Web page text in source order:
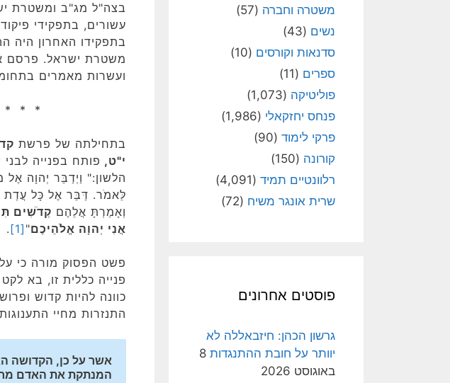
בצה"ל מג"ב ומשטרת
עשורים, בתפקידי
בתפקידו האחרון היה
משטרת ישראל. פרסם
ועשרות מאמרים
* * *
בתחילתה של פרשת
י"ט, פותח בפנייה לבני
הלשון:" וַיְדַבֵּר יְהוָה
לֵּאמֹר. דַּבֵּר אֶל כָּל עֲדַת
וְאָמַרְתָּ אֲלֵהֶם קְדֹשִׁים
אֲנִי יְהוָה אֱלֹהֵיכֶם"
[1]
.
פשט הפסוק מורה כי
פנייה כללית זו, בא לקט
כוונה להיות קדוש
התנזרות מחיי
המנתקת את האדם
משטרה וחברה (57)
נשים (43)
סדנאות וקורסים (10)
ספרים (11)
פוליטיקה (1,073)
פנחס יחזקאלי (1,986)
פרקי לימוד (90)
קורונה (150)
רלוונטיים תמיד (4,091)
שרית אונגר משיח (72)
פוסטים אחרונים
גרשון הכהן: חיזבאללה לא
יוותר על חובת ההתנגדות 8
באוגוסט 2026